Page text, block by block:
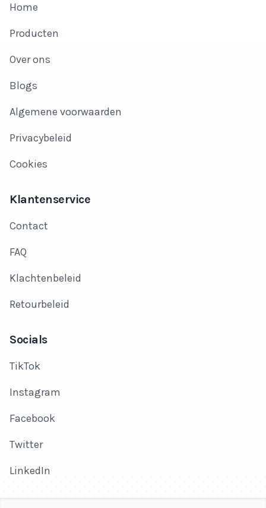
Home
Producten
Over ons
Blogs
Algemene voorwaarden
Privacybeleid
Cookies
Klantenservice
Contact
FAQ
Klachtenbeleid
Retourbeleid
Socials
TikTok
Instagram
Facebook
Twitter
LinkedIn